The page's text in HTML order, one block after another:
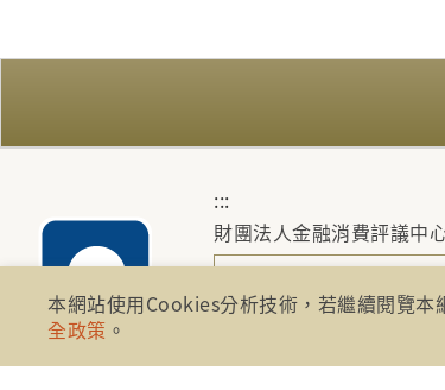
:::
財團法人金融消費評議中
地址：10041台北市忠
本網站使用Cookies分析技術，若繼續閱覽
全政策 。